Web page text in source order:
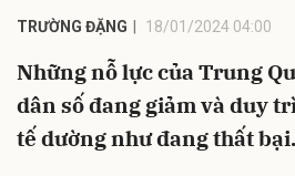
TRƯỜNG ĐẶNG 18/01/2024 04:00
Những nỗ lực của Trung
dân số đang giảm và duy
tế dường như đang thất bại.